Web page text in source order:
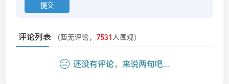
评论列表 （暂无评论， 7531 人围观）
还没有评论，来说两句吧...